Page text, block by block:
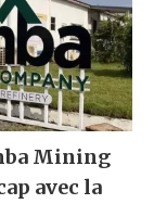
Mining
avec la